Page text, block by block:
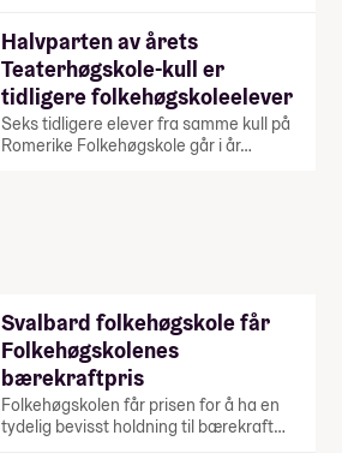
Halvparten av årets
Teaterhøgskole-kull er
tidligere folkehøgskoleelever
Seks tidligere elever fra samme kull på
Romerike Folkehøgskole går i år…
Svalbard folkehøgskole får
Folkehøgskolenes
bærekraftpris
Folkehøgskolen får prisen for å ha en
tydelig bevisst holdning til bærekraft…